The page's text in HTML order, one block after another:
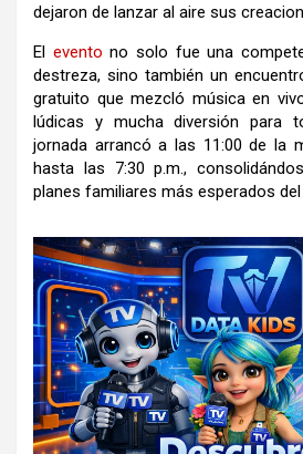
dejaron de lanzar al aire sus
El evento no solo fue una
destreza, sino también un
gratuito que mezcló música en
lúdicas y mucha diversión para
jornada arrancó a las 11:00 de la
hasta las 7:30 p.m.,
planes familiares más esperados